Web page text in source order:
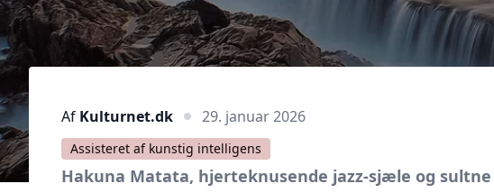
Af Kulturnet.dk 29. januar 2026
Assisteret af kunstig intelligens
Hakuna Matata, hjerteknusende jazz-sjæle og